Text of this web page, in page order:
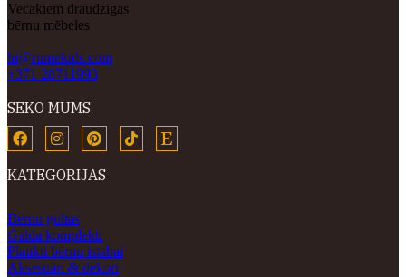
Vecākiem draudzīgas
bērnu mēbeles
hi@rumekids.com
+371 28711993
SEKO MUMS
KATEGORIJAS
Bērnu gultas
Galda komplekti
Plaukti bērnu istabai
Aksesuāri & dekori